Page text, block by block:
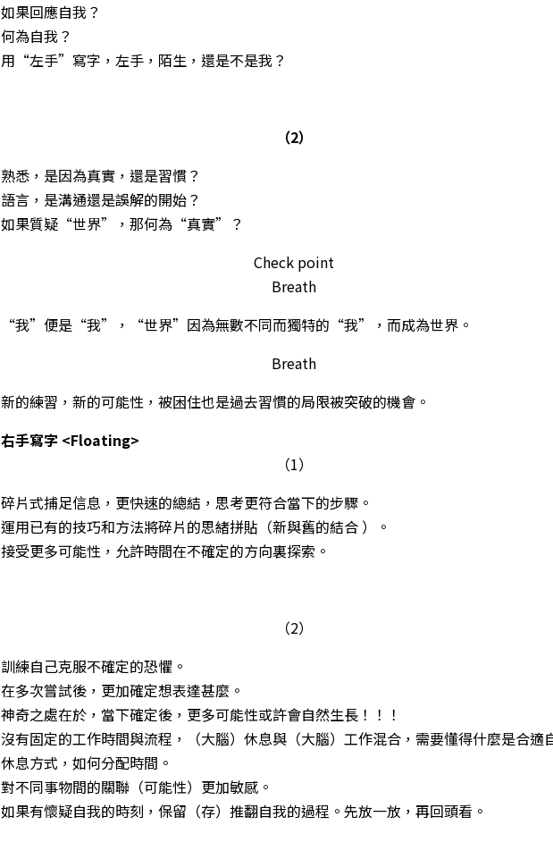
如果回應自我？
何為自我？
用“左手”寫字，左手，陌生，還是不是我？
（2）
熟悉，是因為真實，還是習慣？
語言，是溝通還是誤解的開始？
如果質疑“世界”，那何為“真實”？
Check point
Breath
“我”便是“我”，“世界”因為無數不同而獨特的“我”，而成為世界。
Breath
新的練習，新的可能性，被困住也是過去習慣的局限被突破的機會。
右手寫字 <Floating>
（1）
碎片式捕足信息，更快速的總結，思考更符合當下的步驟。
運用已有的技巧和方法將碎片的思緒拼貼（新與舊的結合 ）。
接受更多可能性，允許時間在不確定的方向裏探索。
（2）
訓練自己克服不確定的恐懼。
在多次嘗試後，更加確定想表達甚麼。
神奇之處在於，當下確定後，更多可能性或許會自然生長！！！
沒有固定的工作時間與流程，（大腦）休息與（大腦）工作混合，需要懂得什麼是合適
休息方式，如何分配時間。
對不同事物間的關聯（可能性）更加敏感。
如果有懷疑自我的時刻，保留（存）推翻自我的過程。先放一放，再回頭看。